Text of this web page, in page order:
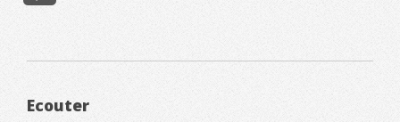
Ecouter